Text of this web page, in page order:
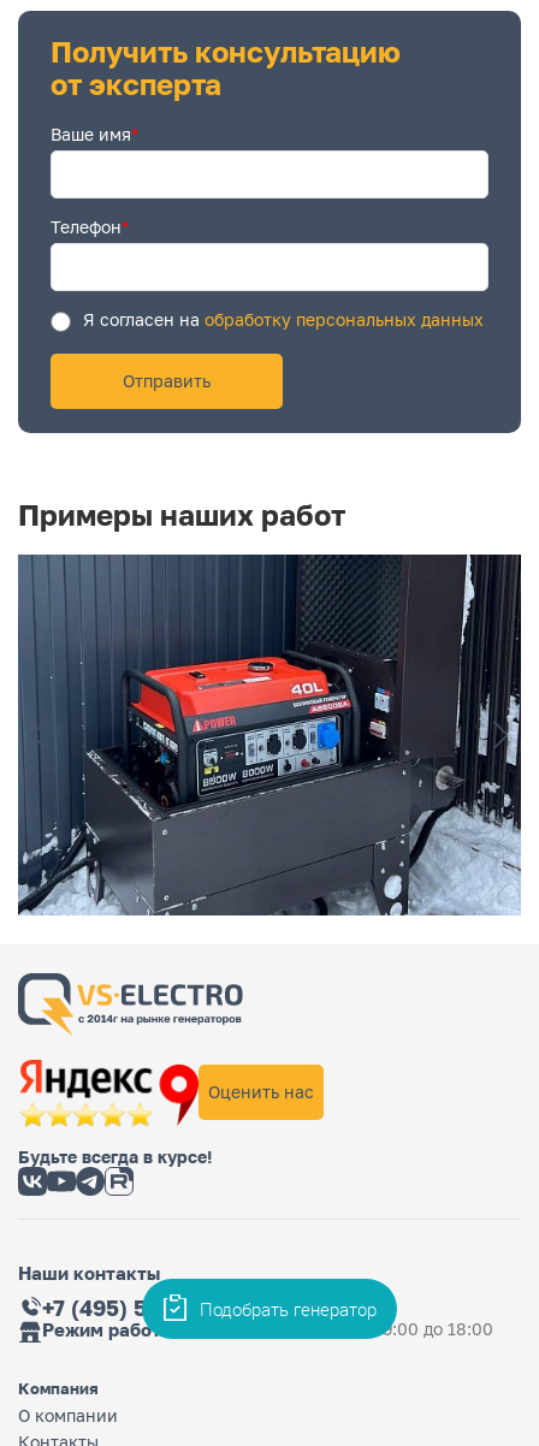
Получить консультацию
от эксперта
Ваше имя*
Телефон*
Я согласен на обработку персональных данных
Примеры наших работ
Оценить нас
Будьте всегда в курсе!
Наши контакты
+7 (495) 565-36-33
Режим работы магазина Ежедневно: с 9:00 до 18:00
Компания
О компании
Контакты
Подобрать генератор